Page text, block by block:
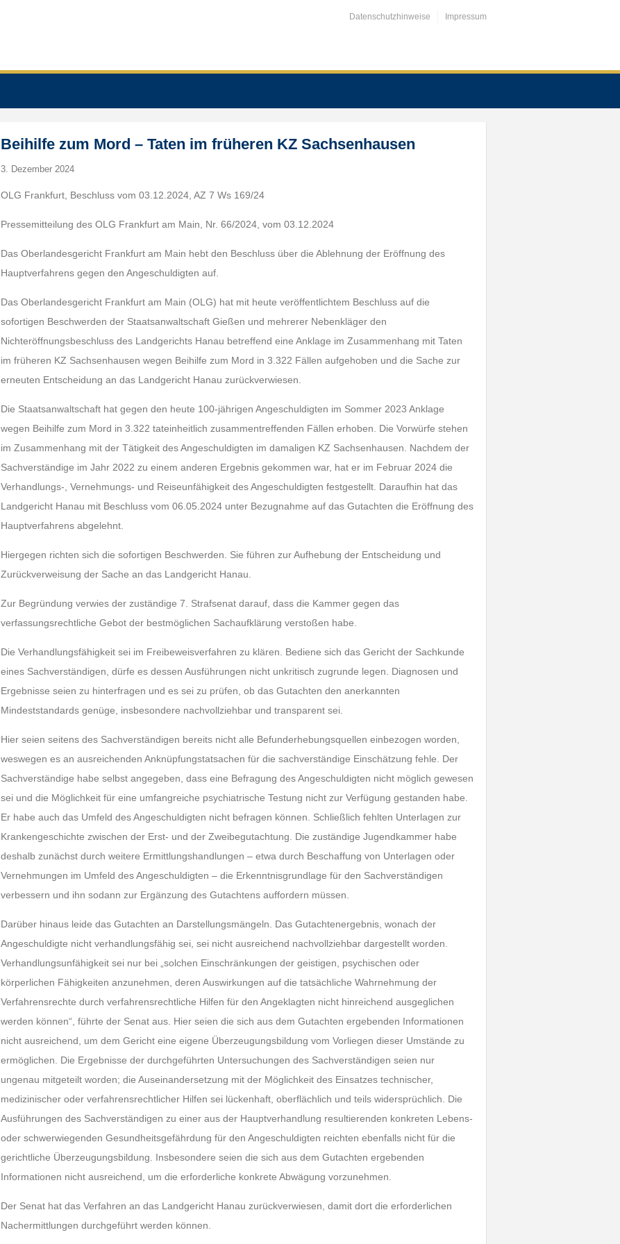
Datenschutzhinweise Impressum
Beihilfe zum Mord – Taten im früheren KZ Sachsenhausen
3. Dezember 2024
OLG Frankfurt, Beschluss vom 03.12.2024, AZ 7 Ws 169/24
Pressemitteilung des OLG Frankfurt am Main, Nr. 66/2024, vom 03.12.2024
Das Oberlandesgericht Frankfurt am Main hebt den Beschluss über die Ablehnung der Eröffnung des
Hauptverfahrens gegen den Angeschuldigten auf.
Das Oberlandesgericht Frankfurt am Main (OLG) hat mit heute veröffentlichtem Beschluss auf die
sofortigen Beschwerden der Staatsanwaltschaft Gießen und mehrerer Nebenkläger den
Nichteröffnungsbeschluss des Landgerichts Hanau betreffend eine Anklage im Zusammenhang mit Taten
im früheren KZ Sachsenhausen wegen Beihilfe zum Mord in 3.322 Fällen aufgehoben und die Sache zur
erneuten Entscheidung an das Landgericht Hanau zurückverwiesen.
Die Staatsanwaltschaft hat gegen den heute 100-jährigen Angeschuldigten im Sommer 2023 Anklage
wegen Beihilfe zum Mord in 3.322 tateinheitlich zusammentreffenden Fällen erhoben. Die Vorwürfe stehen
im Zusammenhang mit der Tätigkeit des Angeschuldigten im damaligen KZ Sachsenhausen. Nachdem der
Sachverständige im Jahr 2022 zu einem anderen Ergebnis gekommen war, hat er im Februar 2024 die
Verhandlungs-, Vernehmungs- und Reiseunfähigkeit des Angeschuldigten festgestellt. Daraufhin hat das
Landgericht Hanau mit Beschluss vom 06.05.2024 unter Bezugnahme auf das Gutachten die Eröffnung des
Hauptverfahrens abgelehnt.
Hiergegen richten sich die sofortigen Beschwerden. Sie führen zur Aufhebung der Entscheidung und
Zurückverweisung der Sache an das Landgericht Hanau.
Zur Begründung verwies der zuständige 7. Strafsenat darauf, dass die Kammer gegen das
verfassungsrechtliche Gebot der bestmöglichen Sachaufklärung verstoßen habe.
Die Verhandlungsfähigkeit sei im Freibeweisverfahren zu klären. Bediene sich das Gericht der Sachkunde
eines Sachverständigen, dürfe es dessen Ausführungen nicht unkritisch zugrunde legen. Diagnosen und
Ergebnisse seien zu hinterfragen und es sei zu prüfen, ob das Gutachten den anerkannten
Mindeststandards genüge, insbesondere nachvollziehbar und transparent sei.
Hier seien seitens des Sachverständigen bereits nicht alle Befunderhebungsquellen einbezogen worden,
weswegen es an ausreichenden Anknüpfungstatsachen für die sachverständige Einschätzung fehle. Der
Sachverständige habe selbst angegeben, dass eine Befragung des Angeschuldigten nicht möglich gewesen
sei und die Möglichkeit für eine umfangreiche psychiatrische Testung nicht zur Verfügung gestanden habe.
Er habe auch das Umfeld des Angeschuldigten nicht befragen können. Schließlich fehlten Unterlagen zur
Krankengeschichte zwischen der Erst- und der Zweibegutachtung. Die zuständige Jugendkammer habe
deshalb zunächst durch weitere Ermittlungshandlungen – etwa durch Beschaffung von Unterlagen oder
Vernehmungen im Umfeld des Angeschuldigten – die Erkenntnisgrundlage für den Sachverständigen
verbessern und ihn sodann zur Ergänzung des Gutachtens auffordern müssen.
Darüber hinaus leide das Gutachten an Darstellungsmängeln. Das Gutachtenergebnis, wonach der
Angeschuldigte nicht verhandlungsfähig sei, sei nicht ausreichend nachvollziehbar dargestellt worden.
Verhandlungsunfähigkeit sei nur bei „solchen Einschränkungen der geistigen, psychischen oder
körperlichen Fähigkeiten anzunehmen, deren Auswirkungen auf die tatsächliche Wahrnehmung der
Verfahrensrechte durch verfahrensrechtliche Hilfen für den Angeklagten nicht hinreichend ausgeglichen
werden können“, führte der Senat aus. Hier seien die sich aus dem Gutachten ergebenden Informationen
nicht ausreichend, um dem Gericht eine eigene Überzeugungsbildung vom Vorliegen dieser Umstände zu
ermöglichen. Die Ergebnisse der durchgeführten Untersuchungen des Sachverständigen seien nur
ungenau mitgeteilt worden; die Auseinandersetzung mit der Möglichkeit des Einsatzes technischer,
medizinischer oder verfahrensrechtlicher Hilfen sei lückenhaft, oberflächlich und teils widersprüchlich. Die
Ausführungen des Sachverständigen zu einer aus der Hauptverhandlung resultierenden konkreten Lebens-
oder schwerwiegenden Gesundheitsgefährdung für den Angeschuldigten reichten ebenfalls nicht für die
gerichtliche Überzeugungsbildung. Insbesondere seien die sich aus dem Gutachten ergebenden
Informationen nicht ausreichend, um die erforderliche konkrete Abwägung vorzunehmen.
Der Senat hat das Verfahren an das Landgericht Hanau zurückverwiesen, damit dort die erforderlichen
Nachermittlungen durchgeführt werden können.